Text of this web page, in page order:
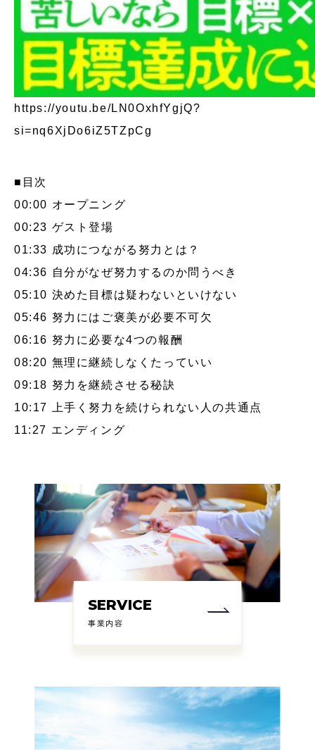
https://youtu.be/LN0OxhfYgjQ?
si=nq6XjDo6iZ5TZpCg
■目次
00:00 オープニング
00:23 ゲスト登場
01:33 成功につながる努力とは？
04:36 自分がなぜ努力するのか問うべき
05:10 決めた目標は疑わないといけない
05:46 努力にはご褒美が必要不可欠
06:16 努力に必要な4つの報酬
08:20 無理に継続しなくたっていい
09:18 努力を継続させる秘訣
10:17
上手く努力を続けられない人の共通点
11:27 エンディング
SERVICE
事業内容